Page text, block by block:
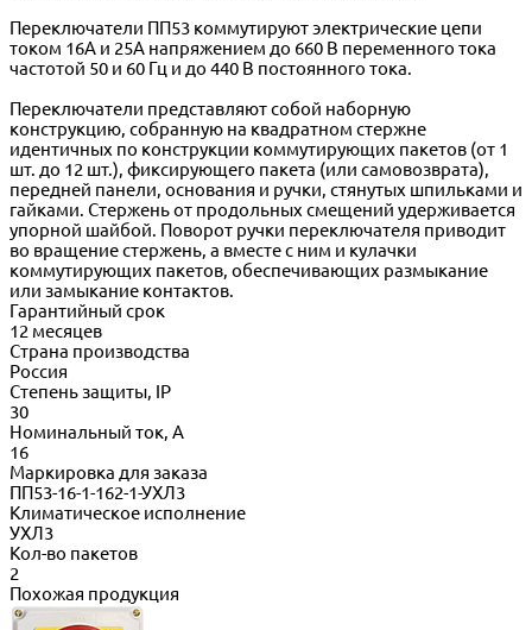
Переключатели ПП53 коммутируют электрические цепи
током 16А и 25А напряжением до 660 В переменного тока
частотой 50 и 60 Гц и до 440 В постоянного тока.
Переключатели представляют собой наборную
конструкцию, собранную на квадратном стержне
идентичных по конструкции коммутирующих пакетов (от 1
шт. до 12 шт.), фиксирующего пакета (или самовозврата),
передней панели, основания и ручки, стянутых шпильками и
гайками. Стержень от продольных смещений удерживается
упорной шайбой. Поворот ручки переключателя приводит
во вращение стержень, а вместе с ним и кулачки
коммутирующих пакетов, обеспечивающих размыкание
или замыкание контактов.
Гарантийный срок
12 месяцев
Страна производства
Россия
Степень защиты, IP
30
Номинальный ток, А
16
Маркировка для заказа
ПП53-16-1-162-1-УХЛ3
Климатическое исполнение
УХЛ3
Кол-во пакетов
2
Похожая продукция